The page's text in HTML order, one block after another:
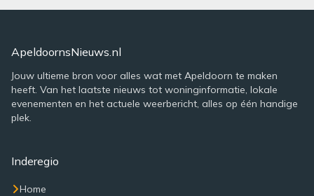
ApeldoornsNieuws.nl
Jouw ultieme bron voor alles wat met Apeldoorn te maken
heeft. Van het laatste nieuws tot woninginformatie, lokale
evenementen en het actuele weerbericht, alles op één handige
plek.
Inderegio
Home